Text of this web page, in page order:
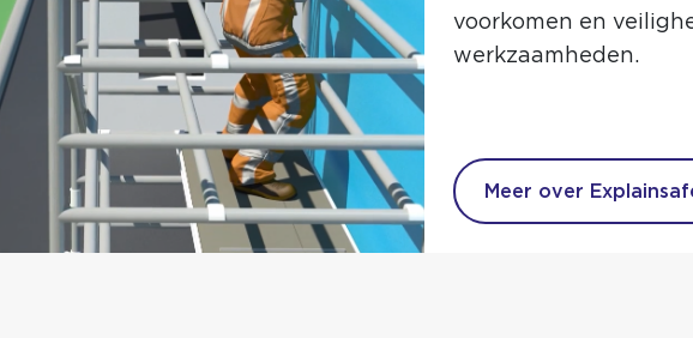
voorkomen en
werkzaamheden.
Meer over